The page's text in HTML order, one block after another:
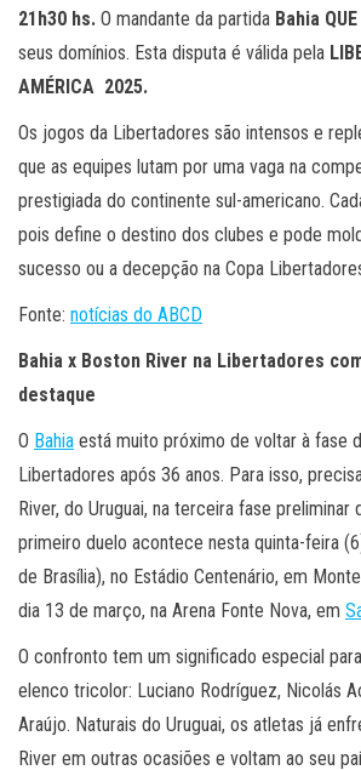
21h30 hs. O mandante da partida Bahia QUE
seus domínios. Esta disputa é válida pela
AMÉRICA 2025.
Os jogos da Libertadores são intensos e
que as equipes lutam por uma vaga na
prestigiada do continente sul-americano.
pois define o destino dos clubes e pode
sucesso ou a decepção na Copa
Fonte: notícias do ABCD
Bahia x Boston River na Libertadores
destaque
O Bahia está muito próximo de voltar à fase
Libertadores após 36 anos. Para isso,
River, do Uruguai, na terceira fase preliminar
primeiro duelo acontece nesta quinta-feira
de Brasília), no Estádio Centenário, em
dia 13 de março, na Arena Fonte Nova, em
O confronto tem um significado especial
elenco tricolor: Luciano Rodríguez, Nicolás
Araújo. Naturais do Uruguai, os atletas já
River em outras ocasiões e voltam ao seu